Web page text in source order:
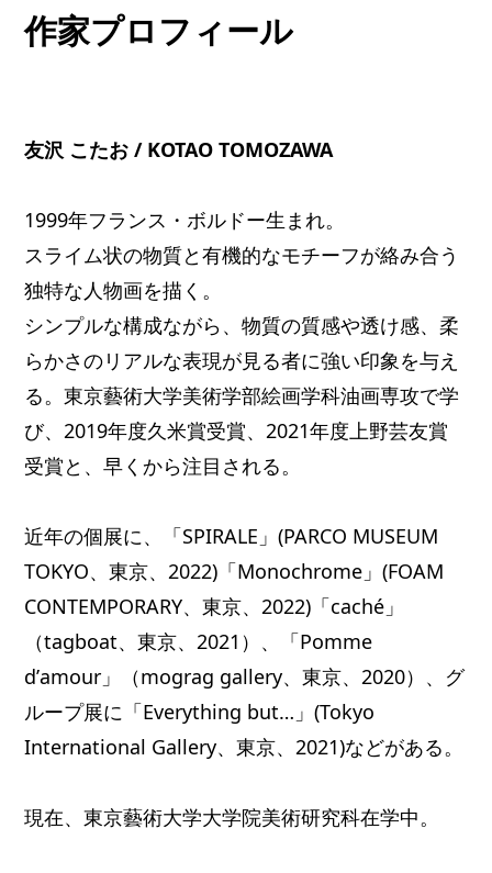
作家プロフィール
友沢 こたお / KOTAO TOMOZAWA
1999年フランス・ボルドー生まれ。
スライム状の物質と有機的なモチーフが絡み合う
独特な人物画を描く。
シンプルな構成ながら、物質の質感や透け感、柔
らかさのリアルな表現が見る者に強い印象を与え
る。東京藝術大学美術学部絵画学科油画専攻で学
び、2019年度久米賞受賞、2021年度上野芸友賞
受賞と、早くから注目される。
近年の個展に、「SPIRALE」(PARCO MUSEUM
TOKYO、東京、2022)「Monochrome」(FOAM
CONTEMPORARY、東京、2022)「caché」
（tagboat、東京、2021）、「Pomme
dʼamour」（mograg gallery、東京、2020）、グ
ループ展に「Everything but…」(Tokyo
International Gallery、東京、2021)などがある。
現在、東京藝術大学大学院美術研究科在学中。